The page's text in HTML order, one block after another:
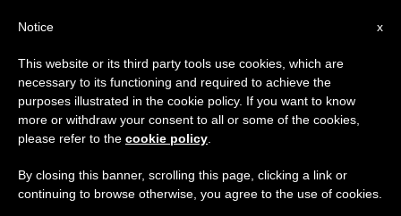
GIORNO
Giugno 19th, 2013
ULTIME NOTIZIE
x
Notice
This website or its third party tools use cookies, which are
necessary to its functioning and required to achieve the
purposes illustrated in the cookie policy. If you want to know
more or withdraw your consent to all or some of the cookies,
please refer to the cookie policy
By closing this banner, scrolling this page, clicking a link or
continuing to browse otherwise, you agree to the use of cookies.